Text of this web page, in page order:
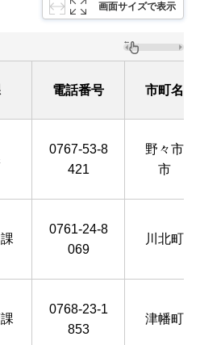
画面サイズで表示
電話番号 市町名
0767-53-8
421
野々市
市
0761-24-8
069
川北町
0768-23-1
853
津幡町